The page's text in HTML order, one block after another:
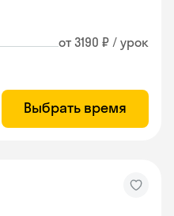
от 3190 ₽ / урок
Выбрать время